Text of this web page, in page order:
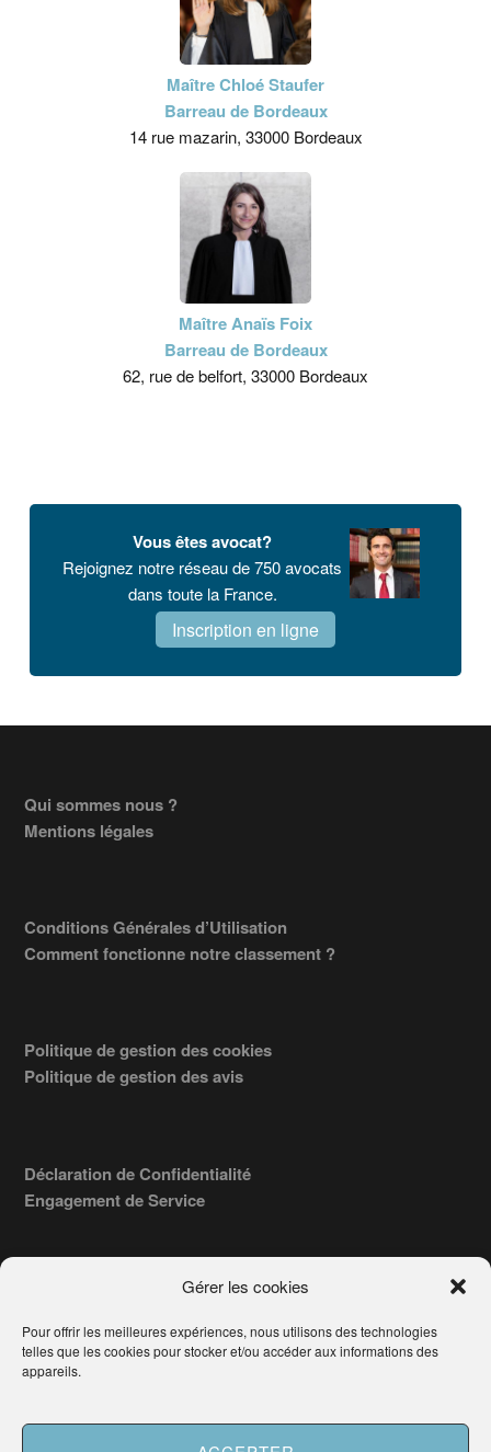
Gérer les cookies
Pour offrir les meilleures expériences, nous utilisons des technologies
telles que les cookies pour stocker et/ou accéder aux informations des
appareils.
Maître Chloé Staufer
Barreau de Bordeaux
14 rue mazarin, 33000 Bordeaux
Maître Anaïs Foix
Barreau de Bordeaux
62, rue de belfort, 33000 Bordeaux
Vous êtes avocat?
Rejoignez notre réseau de 750 avocats
dans toute la France.
Inscription en ligne
Footer
Qui sommes nous ?
Mentions légales
Conditions Générales d’Utilisation
Comment fonctionne notre classement ?
Politique de gestion des cookies
Politique de gestion des avis
Déclaration de Confidentialité
Engagement de Service
COPYRIGHT © 2026 · TROUVERVOTREAVOCAT.COM, ÉDITÉ PAR
LA SOCIÉTÉAWATECH- 91, RUE DU FAUBOURG ST HONORÉ